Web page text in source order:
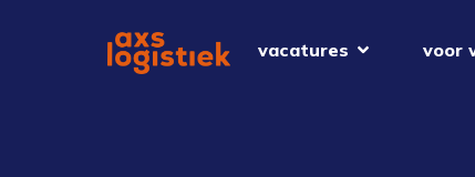
vacatures voor